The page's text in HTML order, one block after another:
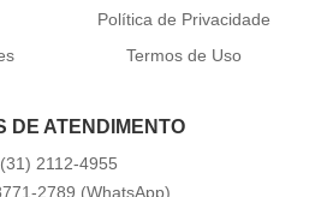
Política de Privacidade
Termos de Uso
DE ATENDIMENTO
(31) 2112-4955
2789 (WhatsApp)